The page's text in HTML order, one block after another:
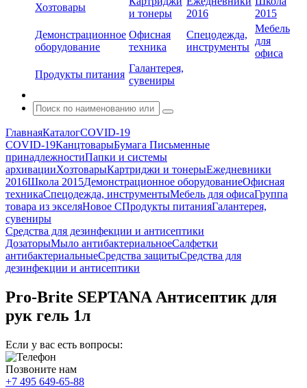
Хозтовары
и тонеры
2016
2015
Демонстрационное
оборудование
Офисная
техника
Спецодежда,
инструменты
Мебель
для
офиса
Продукты питания
Галантерея,
сувениры
ГлавнаяКаталогCOVID-19
COVID-19КанцтоварыБумага Письменные
принадлежностиПапки и системы
архивацииХозтоварыКартриджи и тонерыЕжедневники
2016Школа 2015Демонстрационное оборудованиеОфисная
техникаСпецодежда, инструментыМебель для офисаГруппа
товара из экселяНовое СПродукты питанияГалантерея,
сувениры
Средства для дезинфекции и антисептики
ДозаторыМыло антибактериальноеСалфетки
антибактериальныеСредства защитыСредства для
дезинфекции и антисептики
Pro-Brite SEPTANA Антисептик для
рук гель 1л
Если у вас есть вопросы:
Позвоните нам
+7 495 649-65-88